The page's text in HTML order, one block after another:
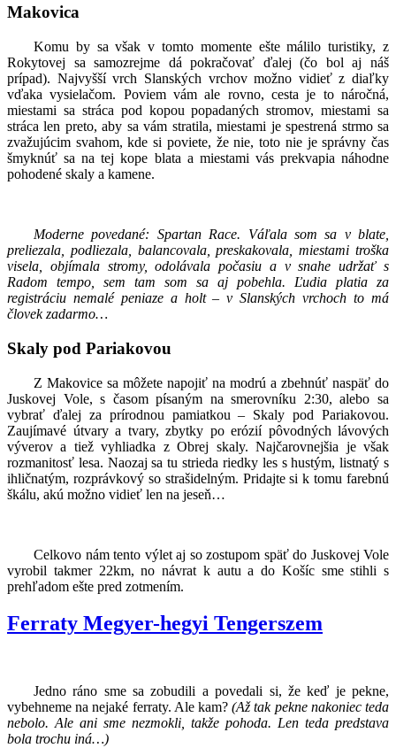
Makovica
Komu by sa však v tomto momente ešte málilo turistiky, z
Rokytovej sa samozrejme dá pokračovať ďalej (čo bol aj náš
prípad). Najvyšší vrch Slanských vrchov možno vidieť z diaľky
vďaka vysielačom. Poviem vám ale rovno, cesta je to náročná,
miestami sa stráca pod kopou popadaných stromov, miestami sa
stráca len preto, aby sa vám stratila, miestami je spestrená strmo sa
zvažujúcim svahom, kde si poviete, že nie, toto nie je správny čas
šmyknúť sa na tej kope blata a miestami vás prekvapia náhodne
pohodené skaly a kamene.
Moderne povedané: Spartan Race. Váľala som sa v blate,
preliezala, podliezala, balancovala, preskakovala, miestami troška
visela, objímala stromy, odolávala počasiu a v snahe udržať s
Radom tempo, sem tam som sa aj pobehla. Ľudia platia za
registráciu nemalé peniaze a holt – v Slanských vrchoch to má
človek zadarmo…
Skaly pod Pariakovou
Z Makovice sa môžete napojiť na modrú a zbehnúť naspäť do
Juskovej Vole, s časom písaným na smerovníku 2:30, alebo sa
vybrať ďalej za prírodnou pamiatkou – Skaly pod Pariakovou.
Zaujímavé útvary a tvary, zbytky po erózií pôvodných lávových
výverov a tiež vyhliadka z Obrej skaly. Najčarovnejšia je však
rozmanitosť lesa. Naozaj sa tu strieda riedky les s hustým, listnatý s
ihličnatým, rozprávkový so strašidelným. Pridajte si k tomu farebnú
škálu, akú možno vidieť len na jeseň…
Celkovo nám tento výlet aj so zostupom späť do Juskovej Vole
vyrobil takmer 22km, no návrat k autu a do Košíc sme stihli s
prehľadom ešte pred zotmením.
Ferraty Megyer-hegyi Tengerszem
Jedno ráno sme sa zobudili a povedali si, že keď je pekne,
vybehneme na nejaké ferraty. Ale kam?(Až tak pekne nakoniec teda
nebolo. Ale ani sme nezmokli, takže pohoda. Len teda predstava
bola trochu iná…)